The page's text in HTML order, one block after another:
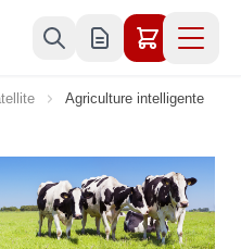
Agriculture intelligente